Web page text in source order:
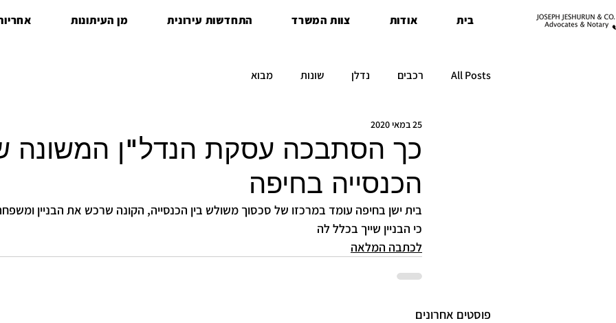
מן העיתונות התחדשות עירונית צוות המשרד אודות בית
All Posts רכבים נדלן שונות מבוא
כך הסתבכה עסקת הנדל"ן המשונה
הכנסייה בחיפה
25 במאי 2020
בית ישן בחיפה עומד במרכזו של סכסוך משולש בין הכנסייה, הקונה שרכש את הבניין
כי הבניין שייך בכלל לה
לכתבה המלאה
פוסטים אחרונים